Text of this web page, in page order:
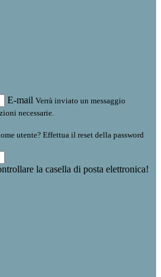
E-mail Verrà inviato un messaggio
necessarie.
utente? Effettua il reset della password
la casella di posta elettronica!